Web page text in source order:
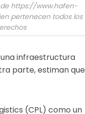
https://www.hafen-
pertenecen todos los
infraestructura
parte, estiman que
(CPL) como un